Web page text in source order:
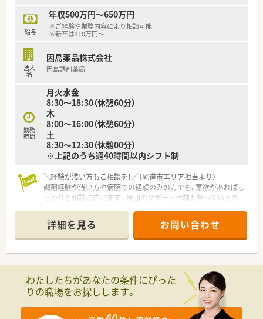
給与
年収500万円～650万円
※ご経験や業務内容により相談可能
※新卒は410万円～
法人
名
因島薬品株式会社
因島調剤薬局
勤務
時間
月火水金
8:30～18:30（休憩60分）
木
8:00～16:00（休憩60分）
土
8:30～12:30（休憩00分）
※上記のうち週40時間以内シフト制
＼経験が浅い方もご相談を！／（尾道市エリア担当より）
調剤経験が浅い方や病院での経験のみの方でも、意欲があればし
っかりと相談に応じます。周囲のサポート体制も整っているの
＊------------------------------------------＊
【店舗情報と応需状況について】
■尾道駅からアクセス可能な立地にあり、近隣の医院から内科や
■1日平均約50枚の処方箋を受け付けており、1000品目以上の
医薬品を取り揃えて幅広いニーズに対応します。
■カウンター部分がガラス張りになっており、患者様からも調剤
する様子が見える安心感のある店舗設計です。
詳細を見る お問い合わせ
わたしたちがあなたの条件にぴった
りの職場をお探しします。